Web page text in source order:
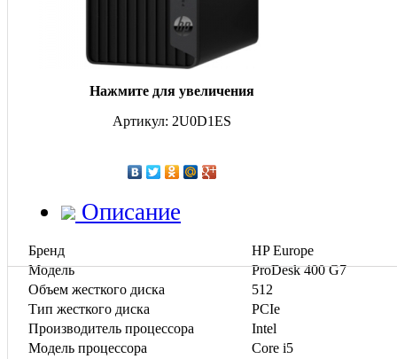
Нажмите для увеличения
Артикул: 2U0D1ES
Описание
Бренд
HP Europe
Модель
ProDesk 400 G7
Объем жесткого диска
512
Тип жесткого диска
PCIe
Производитель процессора
Intel
Модель процессора
Core i5